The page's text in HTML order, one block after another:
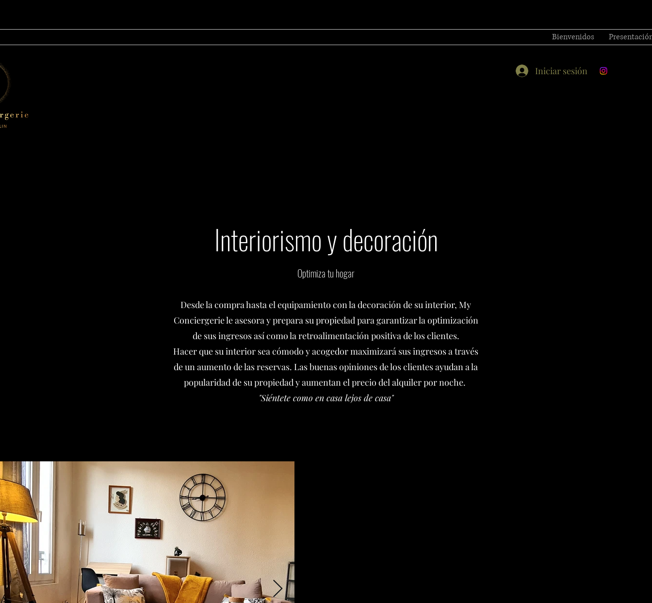
Iniciar sesión
Bienvenidos
Interiorismo y decoración
Optimiza tu hogar
Desde la compra hasta el equipamiento con la decoración de su interior, My
Conciergerie le asesora y prepara su propiedad para garantizar la optimización
de sus ingresos así como la retroalimentación positiva de los clientes.
Hacer que su interior sea cómodo y acogedor maximizará sus ingresos a través
de un aumento de las reservas. Las buenas opiniones de los clientes ayudan a la
popularidad de su propiedad y aumentan el precio del alquiler por noche.
"Siéntete como en casa lejos de casa"